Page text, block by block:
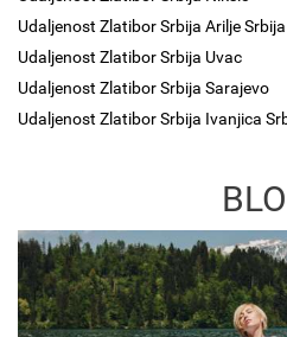
Udaljenost Zlatibor Srbija Arilje Srbija
Udaljenost Zlatibor Srbija Uvac
Udaljenost Zlatibor Srbija Sarajevo
Udaljenost Zlatibor Srbija Ivanjica